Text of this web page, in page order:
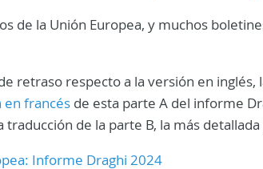
de la Unión Europea, y muchos
retraso respecto a la versión en inglés,
en francés de esta parte A del informe
de la parte B, la más
Informe Draghi 2024